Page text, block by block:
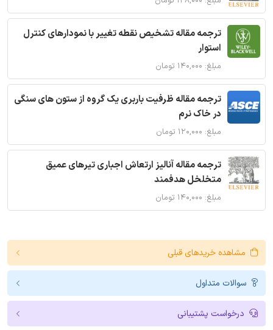
ترجمه مقاله تشخیص نقطه تغییر با نمودارهای کنترل
استوار
مبلغ: ۱۴۰,۰۰۰ تومان
ترجمه مقاله ظرفیت باربری یک گروه از ستون های سنگی
در خاک نرم
مبلغ: ۱۲۰,۰۰۰ تومان
ترجمه مقاله آنالیز ارتعاش اجباری تیرهای عمیق
متخلخل هدفمند
مبلغ: ۱۴۰,۰۰۰ تومان
مشاهده خریدهای قبلی
سوالات متداول
درخواست پشتیبانی